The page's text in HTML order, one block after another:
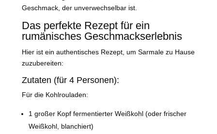
Geschmack, der unverwechselbar ist.
Das perfekte Rezept für ein
rumänisches Geschmackserlebnis
Hier ist ein authentisches Rezept, um Sarmale zu Hause
zuzubereiten:
Zutaten (für 4 Personen):
Für die Kohlrouladen:
1 großer Kopf fermentierter Weißkohl (oder frischer
Weißkohl, blanchiert)